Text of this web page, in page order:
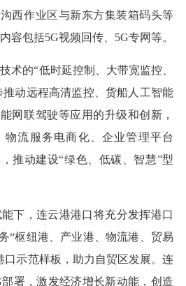
西作业区与新东方集装箱码头等
容包括5G视频回传、5G专网等。
术的“低时延控制、大带宽监控、
推动远程高清监控、货船人工智能
网联驾驶等应用的升级和创新，
物流服务电商化、企业管理平台
推动建设“绿色、低碳、智慧”型
下，连云港港口将充分发挥港口
“枢纽港、产业港、物流港、贸易
口示范样板，助力自贸区发展。连
署，激发经济增长新动能，创造